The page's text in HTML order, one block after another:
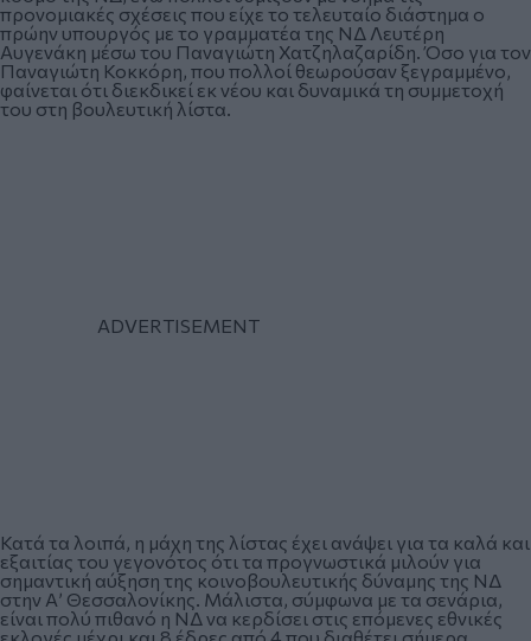
προνομιακές σχέσεις που είχε το τελευταίο διάστημα ο
πρώην υπουργός με το γραμματέα της ΝΔ Λευτέρη
Αυγενάκη μέσω του Παναγιώτη Χατζηλαζαρίδη. Όσο για τον
Παναγιώτη Κοκκόρη, που πολλοί θεωρούσαν ξεγραμμένο,
φαίνεται ότι διεκδικεί εκ νέου και δυναμικά τη συμμετοχή
του στη βουλευτική λίστα.
Κατά τα λοιπά, η μάχη της λίστας έχει ανάψει για τα καλά και
εξαιτίας του γεγονότος ότι τα προγνωστικά μιλούν για
σημαντική αύξηση της κοινοβουλευτικής δύναμης της ΝΔ
στην Α’ Θεσσαλονίκης. Μάλιστα, σύμφωνα με τα σενάρια,
είναι πολύ πιθανό η ΝΔ να κερδίσει στις επόμενες εθνικές